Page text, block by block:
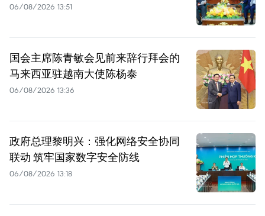
06/08/2026 13:51
国会主席陈青敏会见前来辞行拜会的
马来西亚驻越南大使陈杨泰
06/08/2026 13:36
政府总理黎明兴：强化网络安全协同
联动 筑牢国家数字安全防线
06/08/2026 13:18